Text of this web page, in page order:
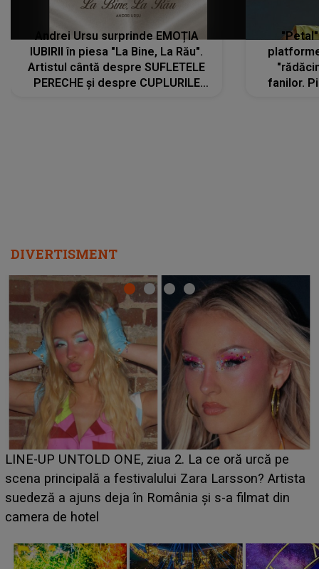
Andrei Ursu surprinde EMOȚIA
IUBIRII în piesa "La Bine, La Rău".
Artistul cântă despre SUFLETELE
PERECHE și despre CUPLURILE
fanilor.
DIVERTISMENT
Ce a dezvăluit noua concurentă din "Casa Iubirii" l-a
luat prin surprindere pe Emanuel. CINE ESTE
BĂIATUL VIZAT de Alexandra?! Aflându-se în fața
faptului împlinit, A RECUNOSCUT IMEDIAT: "Am